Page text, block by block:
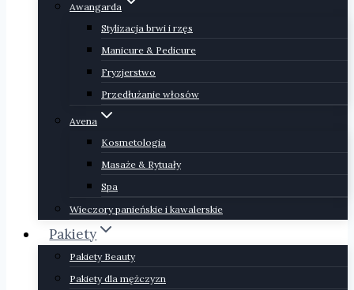
Awangarda
Stylizacja brwi i rzęs
Manicure & Pedicure
Fryzjerstwo
Przedłużanie włosów
Avena
Kosmetologia
Masaże & Rytuały
Spa
Wieczory panieńskie i kawalerskie
Pakiety
Pakiety Beauty
Pakiety dla mężczyzn